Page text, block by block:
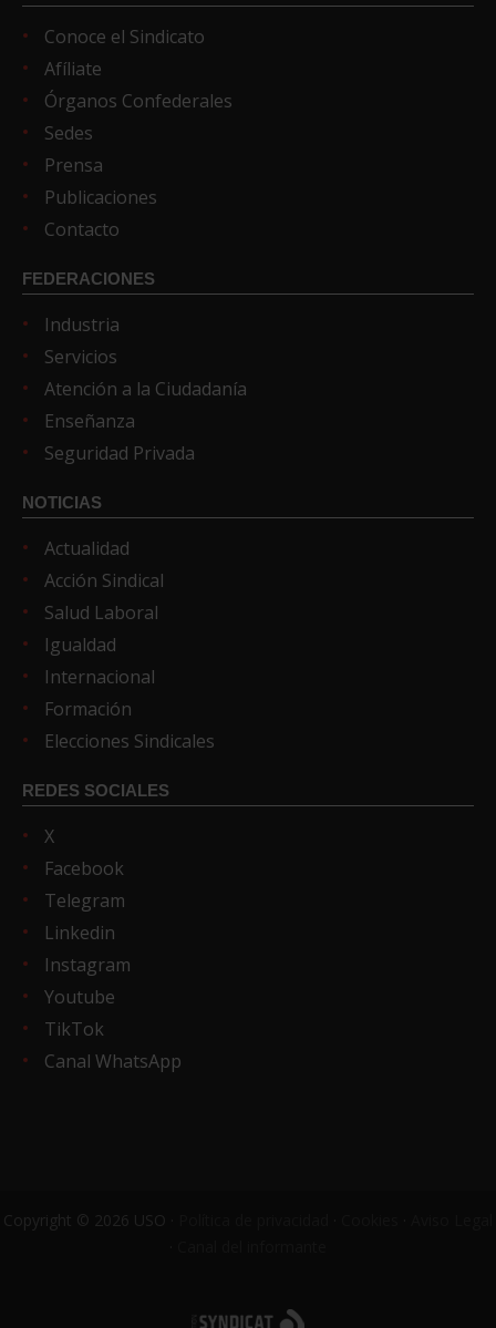
Conoce el Sindicato
Afíliate
Órganos Confederales
Sedes
Prensa
Publicaciones
Contacto
FEDERACIONES
Industria
Servicios
Atención a la Ciudadanía
Enseñanza
Seguridad Privada
NOTICIAS
Actualidad
Acción Sindical
Salud Laboral
Igualdad
Internacional
Formación
Elecciones Sindicales
REDES SOCIALES
X
Facebook
Telegram
Linkedin
Instagram
Youtube
TikTok
Canal WhatsApp
Copyright © 2026 USO ·